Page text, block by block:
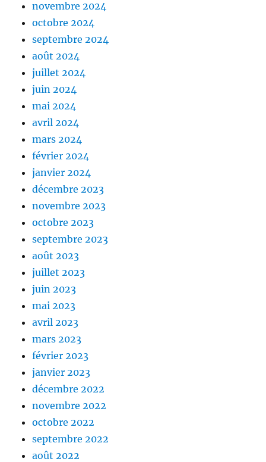
novembre 2024
octobre 2024
septembre 2024
août 2024
juillet 2024
juin 2024
mai 2024
avril 2024
mars 2024
février 2024
janvier 2024
décembre 2023
novembre 2023
octobre 2023
septembre 2023
août 2023
juillet 2023
juin 2023
mai 2023
avril 2023
mars 2023
février 2023
janvier 2023
décembre 2022
novembre 2022
octobre 2022
septembre 2022
août 2022